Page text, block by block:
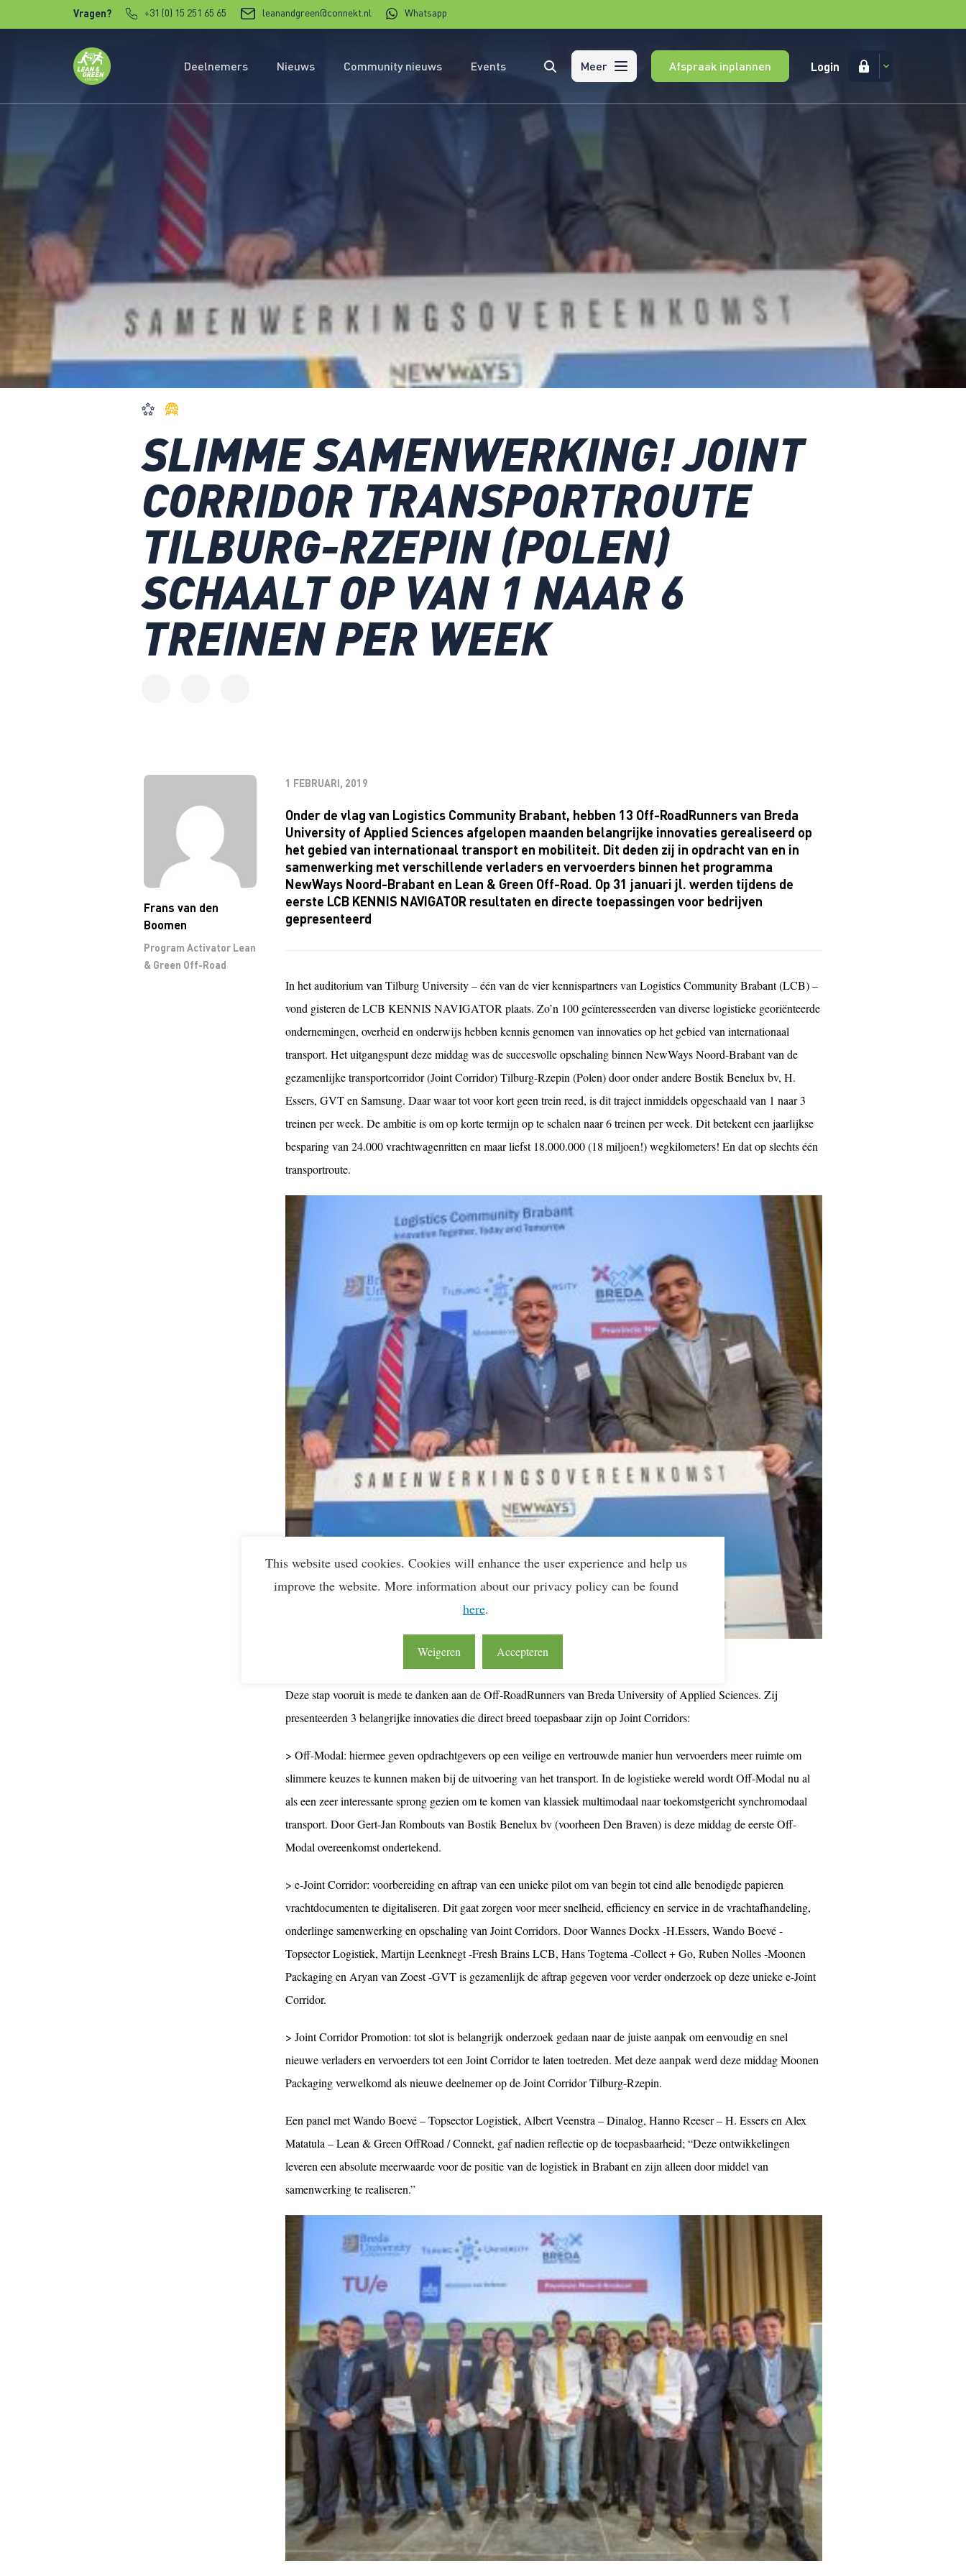
Verder naar contentVragen? +31 (0) 15 251 65 65 leanandgreen@connekt.nl Whatsapp
Deelnemers Nieuws Community nieuws EventsZoeken Meer Afspraak inplannen Login
SLIMME SAMENWERKING! JOINT
CORRIDOR TRANSPORTROUTE
TILBURG-RZEPIN (POLEN)
SCHAALT OP VAN 1 NAAR 6
TREINEN PER WEEK
Frans van den
Boomen
Program Activator Lean
& Green Off-Road
1 FEBRUARI, 2019
Onder de vlag van Logistics Community Brabant, hebben 13 Off-RoadRunners van Breda
University of Applied Sciences afgelopen maanden belangrijke innovaties gerealiseerd op
het gebied van internationaal transport en mobiliteit. Dit deden zij in opdracht van en in
samenwerking met verschillende verladers en vervoerders binnen het programma
NewWays Noord-Brabant en Lean & Green Off-Road. Op 31 januari jl. werden tijdens de
eerste LCB KENNIS NAVIGATOR resultaten en directe toepassingen voor bedrijven
gepresenteerd
In het auditorium van Tilburg University – één van de vier kennispartners van Logistics Community Brabant (LCB) –
vond gisteren de LCB KENNIS NAVIGATOR plaats. Zo’n 100 geïnteresseerden van diverse logistieke georiënteerde
ondernemingen, overheid en onderwijs hebben kennis genomen van innovaties op het gebied van internationaal
transport. Het uitgangspunt deze middag was de succesvolle opschaling binnen NewWays Noord-Brabant van de
gezamenlijke transportcorridor (Joint Corridor) Tilburg-Rzepin (Polen) door onder andere Bostik Benelux bv, H.
Essers, GVT en Samsung. Daar waar tot voor kort geen trein reed, is dit traject inmiddels opgeschaald van 1 naar 3
treinen per week. De ambitie is om op korte termijn op te schalen naar 6 treinen per week. Dit betekent een jaarlijkse
besparing van 24.000 vrachtwagenritten en maar liefst 18.000.000 (18 miljoen!) wegkilometers! En dat op slechts één
transportroute.
Innovaties op de Joint Corridors
Deze stap vooruit is mede te danken aan de Off-RoadRunners van Breda University of Applied Sciences. Zij
presenteerden 3 belangrijke innovaties die direct breed toepasbaar zijn op Joint Corridors:
> Off-Modal: hiermee geven opdrachtgevers op een veilige en vertrouwde manier hun vervoerders meer ruimte om
slimmere keuzes te kunnen maken bij de uitvoering van het transport. In de logistieke wereld wordt Off-Modal nu al
als een zeer interessante sprong gezien om te komen van klassiek multimodaal naar toekomstgericht synchromodaal
transport. Door Gert-Jan Rombouts van Bostik Benelux bv (voorheen Den Braven) is deze middag de eerste Off-
Modal overeenkomst ondertekend.
> e-Joint Corridor: voorbereiding en aftrap van een unieke pilot om van begin tot eind alle benodigde papieren
vrachtdocumenten te digitaliseren. Dit gaat zorgen voor meer snelheid, efficiency en service in de vrachtafhandeling,
onderlinge samenwerking en opschaling van Joint Corridors. Door Wannes Dockx -H.Essers, Wando Boevé -
Topsector Logistiek, Martijn Leenknegt -Fresh Brains LCB, Hans Togtema -Collect + Go, Ruben Nolles -Moonen
Packaging en Aryan van Zoest -GVT is gezamenlijk de aftrap gegeven voor verder onderzoek op deze unieke e-Joint
Corridor.
> Joint Corridor Promotion: tot slot is belangrijk onderzoek gedaan naar de juiste aanpak om eenvoudig en snel
nieuwe verladers en vervoerders tot een Joint Corridor te laten toetreden. Met deze aanpak werd deze middag Moonen
Packaging verwelkomd als nieuwe deelnemer op de Joint Corridor Tilburg-Rzepin.
Een panel met Wando Boevé – Topsector Logistiek, Albert Veenstra – Dinalog, Hanno Reeser – H. Essers en Alex
Matatula – Lean & Green OffRoad / Connekt, gaf nadien reflectie op de toepasbaarheid; “Deze ontwikkelingen
leveren een absolute meerwaarde voor de positie van de logistiek in Brabant en zijn alleen door middel van
samenwerking te realiseren.”
This website used cookies. Cookies will enhance the user experience and help us
improve the website. More information about our privacy policy can be found
here.
Weigeren Accepteren